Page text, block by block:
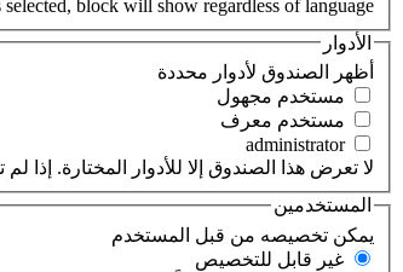
block will show regardless of language.
الأدوار
‏أظهر الصندوق لأدوار محددة ‏
‏مستخدم مجهول ‏
‏مستخدم معرف ‏
لا تعرض هذا الصندوق إلا للأدوار المختارة.
المستخدمين
‏يمكن تخصيصه من قبل المستخدم ‏
‏غير قابل للتخصيص ‏